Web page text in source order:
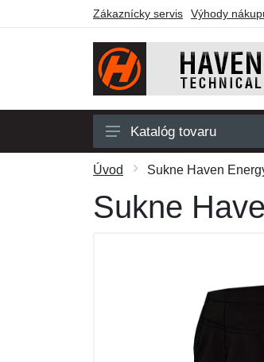
Zákaznícky servis Výhody
Pánske
Dámske
Darčekové poukazy
Katalóg tovaru
Úvod Sukne Haven
Sukne